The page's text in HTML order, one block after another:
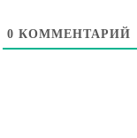
0 КОММЕНТАРИЙ